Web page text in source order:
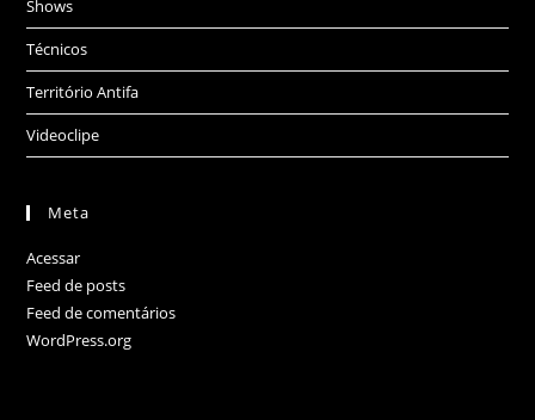
Shows
Técnicos
Território Antifa
Videoclipe
Meta
Acessar
Feed de posts
Feed de comentários
WordPress.org